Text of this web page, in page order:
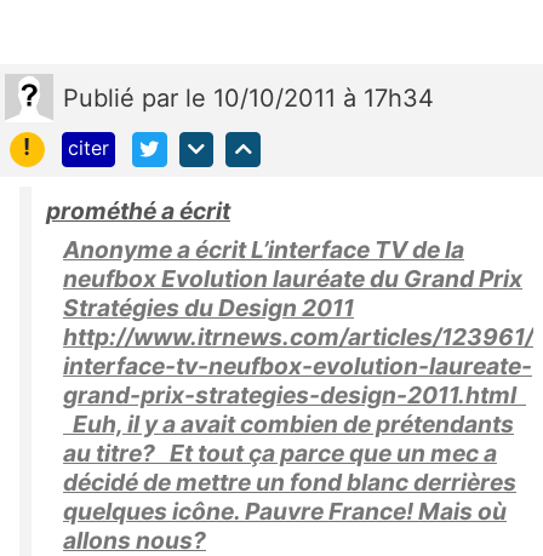
Publié par le 10/10/2011 à 17h34
!
citer
prométhé a écrit
Anonyme a écrit L’interface TV de la
neufbox Evolution lauréate du Grand Prix
Stratégies du Design 2011
http://www.itrnews.com/articles/123961/
interface-tv-neufbox-evolution-laureate-
grand-prix-strategies-design-2011.html
Euh, il y a avait combien de prétendants
au titre? Et tout ça parce que un mec a
décidé de mettre un fond blanc derrières
quelques icône. Pauvre France! Mais où
allons nous?